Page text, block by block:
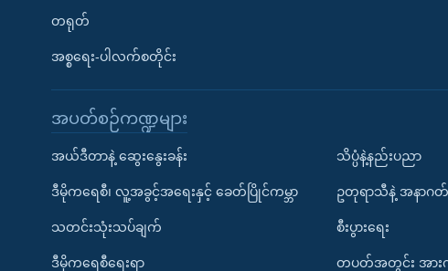
တရုတ်
အစ္စရေး-ပါလက်စတိုင်း
အပတ်စဉ်ကဏ္ဍများ
အယ်ဒီတာနဲ့ ဆွေးနွေးခန်း
ဒီမိုကရေစီ၊ လူ့အခွင့်အရေးနှင့် ခေတ်ပြိုင်ကမ္ဘာ
သတင်းသုံးသပ်ချက်
ဒီမိုကရေစီရေးရာ
သိပ္ပံနဲ့နည်းပညာ
ဥတုရာသီနဲ့ အနာဂတ်
စီးပွားရေး
တပတ်အတွင်း အား